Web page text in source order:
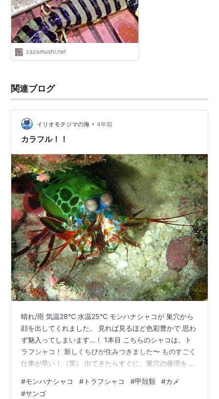
zazamushi.net
関連ブログ
イリオモテジマの海 • 4年前
カラフル！！
晴れ/雨 気温28℃ 水温25℃ モンハナシャコが 巣穴から
顔を出してくれました。 見れば見るほど色彩豊かで 思わ
ず魅入ってしまいます…！ 1本目 こちらのシャコは、ト
ラフシャコ！ 新しくちびが住みつきました〜 ものすごく
仕事が早い！（笑） 出てきたらすぐに、巣穴の修理を 見
ケベラにクリーニングされていました。 体を縦にして、
#モンハナシャコ # トラフシャコ #甲殻類 #カメ
#サンゴ